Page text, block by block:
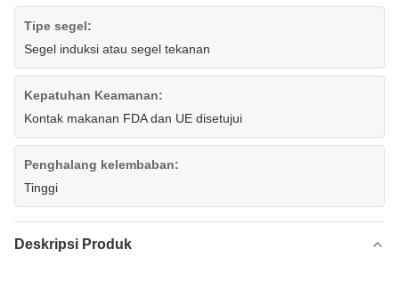
Tipe segel:
Segel induksi atau segel tekanan
Kepatuhan Keamanan:
Kontak makanan FDA dan UE disetujui
Penghalang kelembaban:
Tinggi
Deskripsi Produk